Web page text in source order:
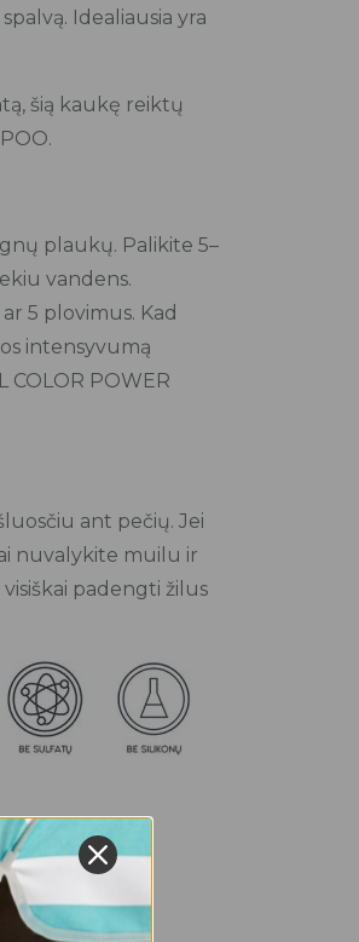
Idealiausia yra
šią kaukę reiktų
plaukų. Palikite 5–
vandens.
5 plovimus. Kad
intensyvumą
COLOR POWER
ant pečių. Jei
nuvalykite muilu ir
padengti žilus